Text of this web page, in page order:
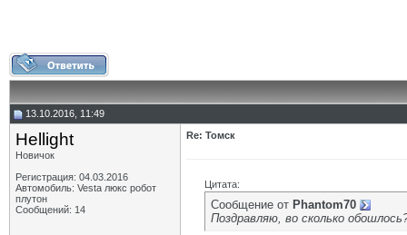
13.10.2016, 11:49
Hellight
Новичок
Регистрация: 04.03.2016
Автомобиль: Vesta люкс робот
плутон
Сообщений: 14
Re: Томск
Цитата:
Сообщение от Phantom70
Поздравляю, во сколько